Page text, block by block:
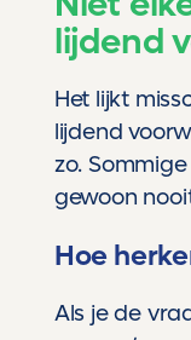
lijdend
Het lijkt
lijdend
zo.
gewoon
Hoe
Als je de